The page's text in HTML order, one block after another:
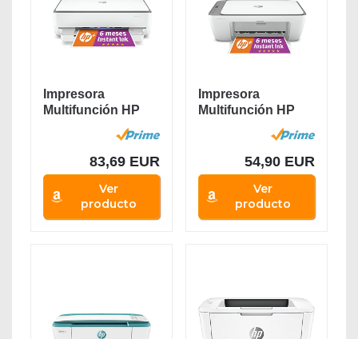
Impresora
Multifunción HP
Envy 6020e - 6
83,69 EUR
Ver
producto
Impresora
Multifunción HP
DeskJet 2720e - 6
54,90 EUR
Ver
producto